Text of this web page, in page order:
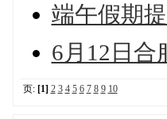
端午假期
6月12日合
页: [1] 2 3 4 5 6 7 8 9 10